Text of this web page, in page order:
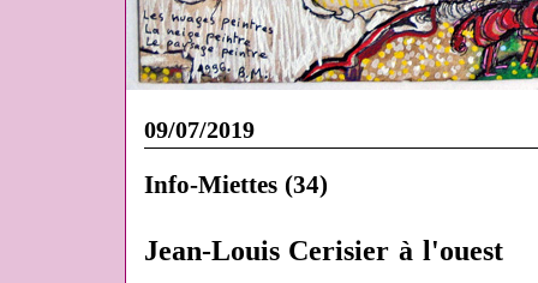
09/07/2019
Info-Miettes (34)
Jean-Louis Cerisier à l'ouest